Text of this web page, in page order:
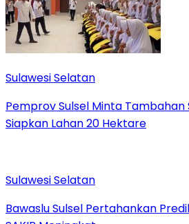
Sulawesi Selatan
Pemprov Sulsel Minta Tambahan
Siapkan Lahan 20 Hektare
Sulawesi Selatan
Bawaslu Sulsel Pertahankan